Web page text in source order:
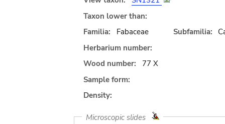
Taxon lower than:
Familia:
Fabaceae Subfamilia:
Herbarium number:
Wood number:
77 X
Sample form:
Density:
Microscopic slides